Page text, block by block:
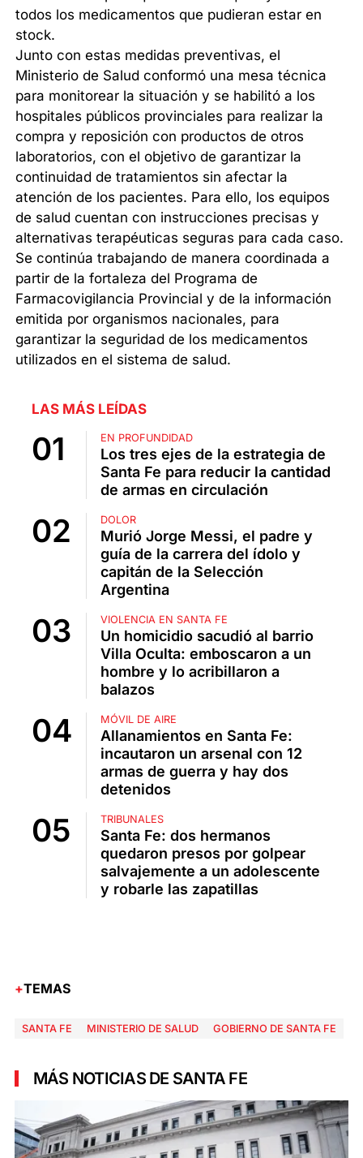
todos los medicamentos que pudieran estar en
stock.
Junto con estas medidas preventivas, el
Ministerio de Salud conformó una mesa técnica
para monitorear la situación y se habilitó a los
hospitales públicos provinciales para realizar la
compra y reposición con productos de otros
laboratorios, con el objetivo de garantizar la
continuidad de tratamientos sin afectar la
atención de los pacientes. Para ello, los equipos
de salud cuentan con instrucciones precisas y
alternativas terapéuticas seguras para cada caso.
Se continúa trabajando de manera coordinada a
partir de la fortaleza del Programa de
Farmacovigilancia Provincial y de la información
emitida por organismos nacionales, para
garantizar la seguridad de los medicamentos
utilizados en el sistema de salud.
LAS MÁS LEÍDAS
EN PROFUNDIDAD
Los tres ejes de la estrategia de
Santa Fe para reducir la cantidad
de armas en circulación
DOLOR
Murió Jorge Messi, el padre y
guía de la carrera del ídolo y
capitán de la Selección
Argentina
VIOLENCIA EN SANTA FE
Un homicidio sacudió al barrio
Villa Oculta: emboscaron a un
hombre y lo acribillaron a
balazos
MÓVIL DE AIRE
Allanamientos en Santa Fe:
incautaron un arsenal con 12
armas de guerra y hay dos
detenidos
TRIBUNALES
Santa Fe: dos hermanos
quedaron presos por golpear
salvajemente a un adolescente
y robarle las zapatillas
TEMAS
SANTA FE MINISTERIO DE SALUD GOBIERNO DE SANTA FE
MÁS NOTICIAS DE SANTA FE